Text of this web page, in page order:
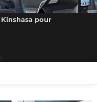
Kinshasa pour